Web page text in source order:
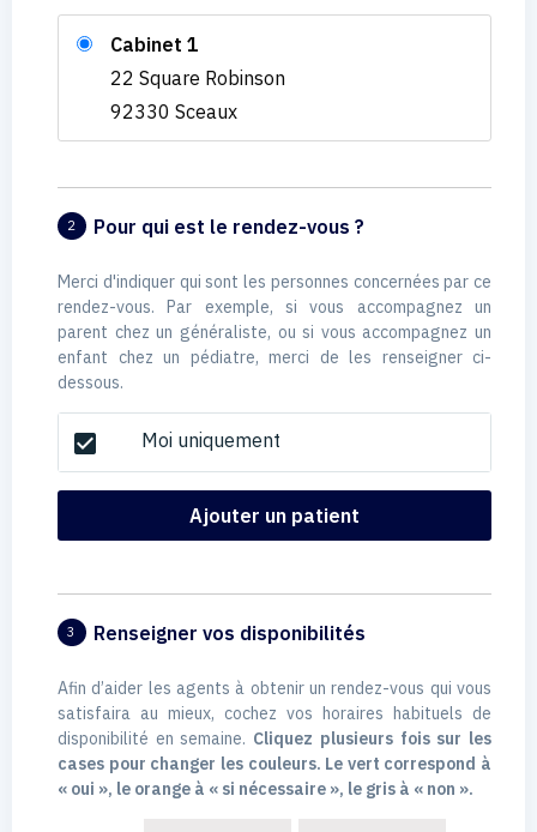
Cabinet 1
22 Square Robinson
92330 Sceaux
2 Pour qui est le rendez-vous ?
Merci d'indiquer qui sont les personnes concernées par ce
rendez-vous. Par exemple, si vous accompagnez un
parent chez un généraliste, ou si vous accompagnez un
enfant chez un pédiatre, merci de les renseigner ci-
dessous.
check_box Moi uniquement
Ajouter un patient
3 Renseigner vos disponibilités
Afin d’aider les agents à obtenir un rendez-vous qui vous
satisfaira au mieux, cochez vos horaires habituels de
disponibilité en semaine. Cliquez plusieurs fois sur les
cases pour changer les couleurs. Le vert correspond à
« oui », le orange à « si nécessaire », le gris à « non ».